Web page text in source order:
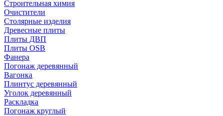
Строительная химия
Очистители
Столярные изделия
Древесные плиты
Плиты ДВП
Плиты OSB
Фанера
Погонаж деревянный
Вагонка
Плинтус деревянный
Уголок деревянный
Раскладка
Погонаж круглый